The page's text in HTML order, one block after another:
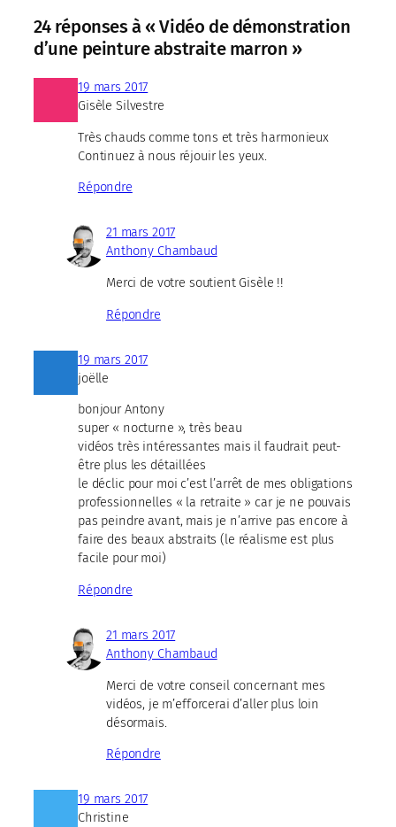
24 réponses à « Vidéo de démonstration
d’une peinture abstraite marron »
19 mars 2017
Gisèle Silvestre
Très chauds comme tons et très harmonieux
Continuez à nous réjouir les yeux.
Répondre
21 mars 2017
Anthony Chambaud
Merci de votre soutient Gisèle !!
Répondre
19 mars 2017
joëlle
bonjour Antony
super « nocturne », très beau
vidéos très intéressantes mais il faudrait peut-
être plus les détaillées
le déclic pour moi c’est l’arrêt de mes obligations
professionnelles « la retraite » car je ne pouvais
pas peindre avant, mais je n’arrive pas encore à
faire des beaux abstraits (le réalisme est plus
facile pour moi)
Répondre
21 mars 2017
Anthony Chambaud
Merci de votre conseil concernant mes
vidéos, je m’efforcerai d’aller plus loin
désormais.
Répondre
19 mars 2017
Christine